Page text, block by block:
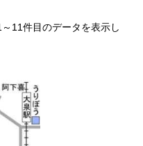
11件目のデータを表示し